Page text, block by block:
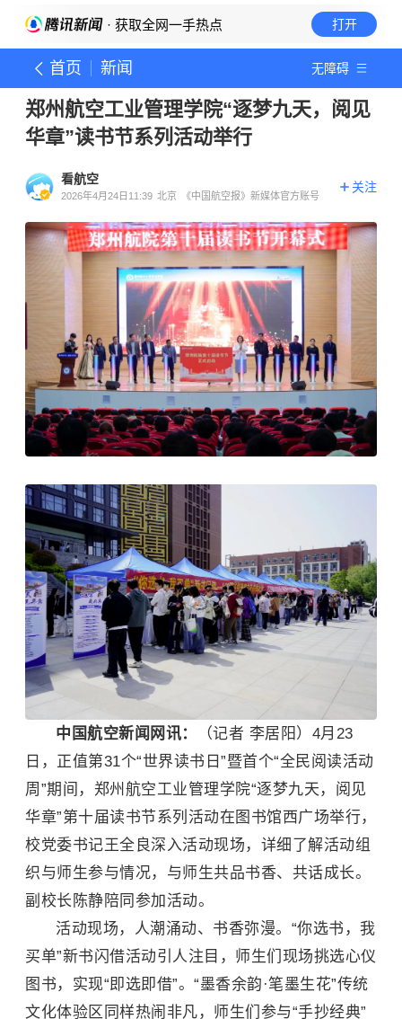
· 获取全网一手热点 打开
首页 新闻 无障碍
郑州航空工业管理学院“逐梦九天，阅见
华章”读书节系列活动举行
看航空
2026年4月24日11:39 北京 《中国航空报》新媒体官方账号
关注
中国航空新闻网讯：
（记者 李居阳）4月23
日，正值第31个“世界读书日”暨首个“全民阅读活动
周”期间，郑州航空工业管理学院“逐梦九天，阅见
华章”第十届读书节系列活动在图书馆西广场举行，
校党委书记王全良深入活动现场，详细了解活动组
织与师生参与情况，与师生共品书香、共话成长。
副校长 陈静 陪同参加活动。
活动现场，人潮涌动、书香弥漫。“你选书，我
买单”新书闪借活动引人注目，师生们现场挑选心仪
图书，实现“即选即借”。“墨香余韵·笔墨生花”传统
文化体验区同样热闹非凡，师生们参与“手抄经典”